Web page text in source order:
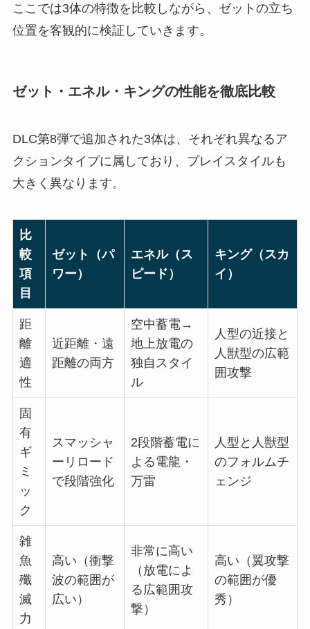
ここでは3体の特徴を比較しながら、ゼットの立ち
位置を客観的に検証していきます。
ゼット・エネル・キングの性能を徹底比較
DLC第8弾で追加された3体は、それぞれ異なるア
クションタイプに属しており、プレイスタイルも
大きく異なります。
比
較
項
目
ゼット（パ
ワー）
エネル（ス
ピード）
キング（スカ
イ）
距
離
適
性
近距離・遠
距離の両方
空中蓄電→
地上放電の
独自スタイ
ル
人型の近接と
人獣型の広範
囲攻撃
固
有
ギ
ミ
ッ
ク
スマッシャ
ーリロード
で段階強化
2段階蓄電に
よる電龍・
万雷
人型と人獣型
のフォルムチ
ェンジ
雑
魚
殲
滅
力
高い（衝撃
波の範囲が
広い）
非常に高い
（放電によ
る広範囲攻
撃）
高い（翼攻撃
の範囲が優
秀）